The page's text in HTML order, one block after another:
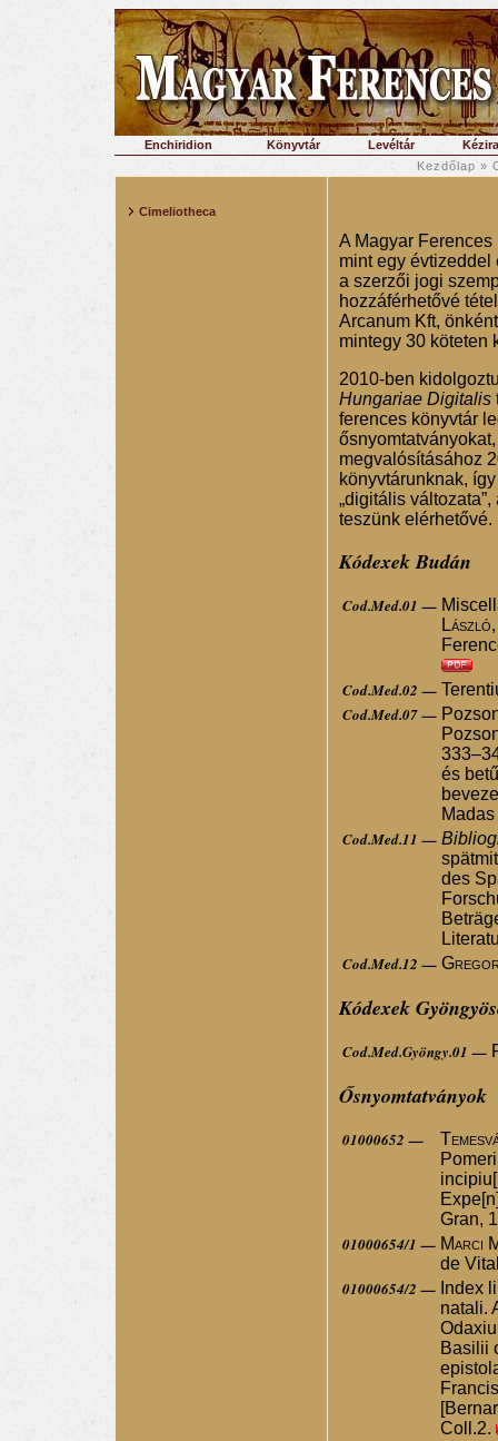
Enchiridion Könyvtár Levéltár
Kezdőlap »
Cimeliotheca
A Magyar
mint egy évtizeddel
a szerzői jogi
hozzáférhetővé
Arcanum Kft,
mintegy 30 köteten
2010-ben
Hungariae Digitalis
ferences könyvtár
megvalósításához
könyvtárunknak,
„digitális
teszünk elérhetővé.
Kódexek Budán
Cod.Med.01 —
László,
Cod.Med.02 —
Cod.Med.07 —
és
Cod.Med.11 —
des
Cod.Med.12 —
Kódexek
Cod.Med.Gyöngy.01 —
Ősnyomtatványok
01000652 —
Gran,
01000654/1 — Marci
de
01000654/2 — Index
natali.
Basilii
Coll.2.